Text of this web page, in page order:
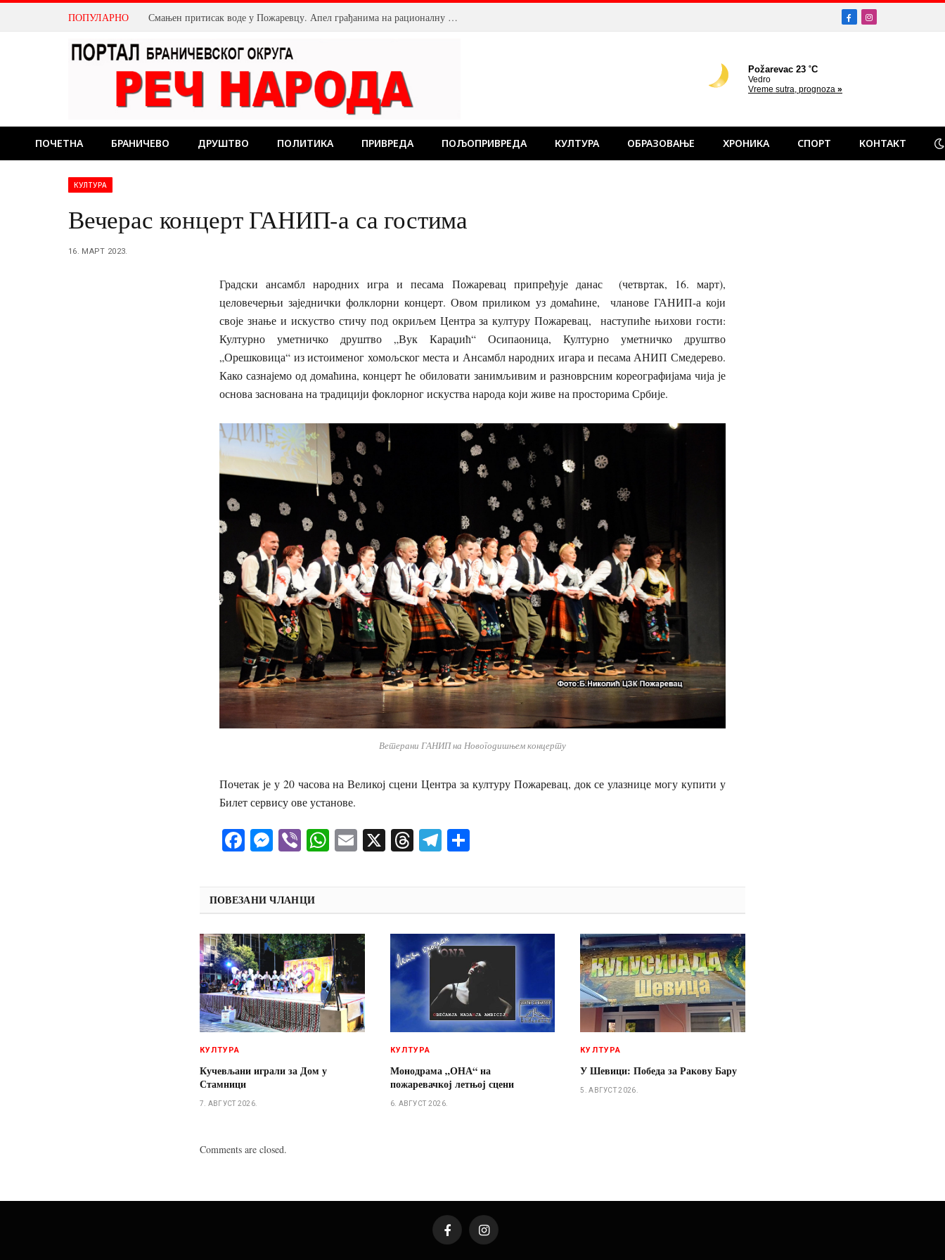
ПОПУЛАРНО Смањен притисак воде у Пожаревцу. Апел грађанима на рационалну потрошњу FacebookInstagram
ПОЧЕТНА БРАНИЧЕВО ДРУШТВО ПОЛИТИКА ПРИВРЕДА ПОЉОПРИВРЕДА КУЛТУРА ОБРАЗОВАЊЕ ХРОНИКА СПОРТ КОНТАКТ
КУЛТУРА
Вечерас концерт ГАНИП-а са гостима
16. МАРТ 2023.
Градски ансамбл народних игра и песама Пожаревац припређује данас (четвртак, 16. март),
целовечерњи заједнички фолклорни концерт. Овом приликом уз домаћине, чланове ГАНИП-а који
своје знање и искуство стичу под окриљем Центра за културу Пожаревац, наступиће њихови гости:
Културно уметничко друштво „Вук Караџић“ Осипаоница, Културно уметничко друштво
„Орешковица“ из истоименог хомољског места и Ансамбл народних игара и песама АНИП Смедерево.
Како сазнајемо од домаћина, концерт ће обиловати занимљивим и разноврсним кореографијама чија је
основа заснована на традицији фоклорног искуства народа који живе на просторима Србије.
Ветерани ГАНИП на Новогодишњем концерту
Почетак је у 20 часова на Великој сцени Центра за културу Пожаревац, док се улазнице могу купити у
Билет сервису ове установе.
Facebook
Messenger
ViberWhatsApp
Email
X ThreadsTelegram
ПОВЕЗАНИ ЧЛАНЦИ
КУЛТУРА
Кучевљани играли за Дом у
Стамници
7. АВГУСТ 2026.
КУЛТУРА
Монодрама „ОНА“ на
пожаревачкој летњој сцени
6. АВГУСТ 2026.
КУЛТУРА
У Шевици: Победа за Ракову Бару
5. АВГУСТ 2026.
Comments are closed.
FacebookInstagram